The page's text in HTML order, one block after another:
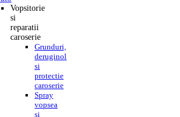
Vopsitorie
si
reparatii
caroserie
Grunduri,
deruginol
si
protectie
caroserie
Spray
vopsea
si